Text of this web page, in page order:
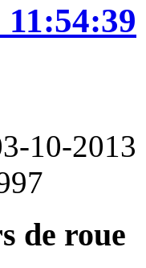
11:54:39
10-2013
de roue